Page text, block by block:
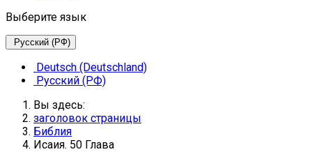
Выберите язык
Русский (РФ)
Deutsch (Deutschland)
Русский (РФ)
Вы здесь:
заголовок страницы
Библия
Исаия. 50 Глава